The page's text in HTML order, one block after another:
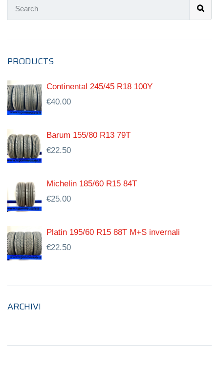
PRODUCTS
Continental 245/45 R18 100Y
€40.00
Barum 155/80 R13 79T
€22.50
Michelin 185/60 R15 84T
€25.00
Platin 195/60 R15 88T M+S invernali
€22.50
ARCHIVI